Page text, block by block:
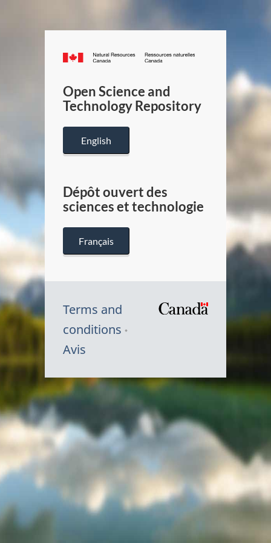
Canada.ca
/
Canada
Open Science and
Technology Repository
English
Dépôt ouvert des
sciences et technologie
Français
Terms and
conditions
Avis
Symbole
du